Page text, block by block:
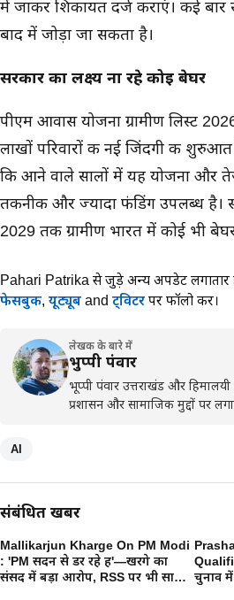
में जाकर शिकायत दर्ज कराएं। कई बार
बाद में जोड़ा जा सकता है।
सरकार का लक्ष्य ना रहे कोई बेघर
पीएम आवास योजना ग्रामीण लिस्ट
लाखों परिवारों की नई जिंदगी की
कि आने वाले सालों में यह योजना और
तकनीक और ज्यादा फंडिंग उपलब्ध है।
2029 तक ग्रामीण भारत में कोई भी
Pahari Patrika से जुड़े अन्य अपडेट लगातार
फेसबुक, यूट्यूब and ट्विटर पर फॉलो करें।
लेखक के बारे में
भुप्पी पंवार
भूप्पी पंवार उत्तराखंड और हिमालयी
प्रशासन और सामाजिक मुद्दों पर
AI
संबंधित खबरें
Mallikarjun Kharge On PM Modi
: 'PM सदन से डर रहे हैं'—खरगे का
संसद में बड़ा आरोप, RSS पर भी साधा
चुनाव